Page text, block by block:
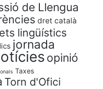
de Llengua
dret català
lingüístics
jornada
opinió
Taxes
Torn d'Ofici